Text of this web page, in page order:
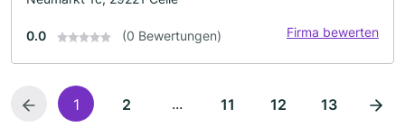
0.0 (0 Bewertungen) Firma bewerten
1 2 ... 11 12 13